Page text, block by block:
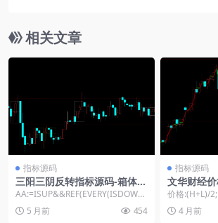
相关文章
指标源码
三阳三阴反转指标源码-箱体通
道+黄色白色双线抓拐点
AA:=ISUP&&REF(EVERY(ISDOWN,
3),1)...
5 月前 454
指标源码
文华财经
码高低点
价格:(H+L)/
EF(价格,1),价
4 月前